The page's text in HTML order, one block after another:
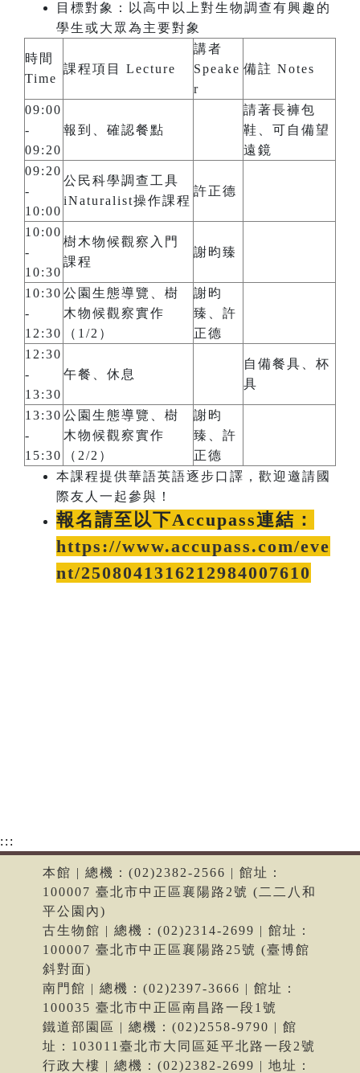
目標對象：以高中以上對生物調查有興趣的
學生或大眾為主要對象
時間
Time
課程項目 Lecture
講者
Speake
r
備註 Notes
09:00
-
09:20
報到、確認餐點
請著長褲包
鞋、可自備望
遠鏡
09:20
-
10:00
公民科學調查工具
iNaturalist操作課程
許正德
10:00
-
10:30
樹木物候觀察入門
課程
謝昀臻
10:30
-
12:30
公園生態導覽、樹
木物候觀察實作
（1/2）
謝昀
臻、許
正德
12:30
-
13:30
午餐、休息
自備餐具、杯
具
13:30
-
15:30
公園生態導覽、樹
木物候觀察實作
（2/2）
謝昀
臻、許
正德
本課程提供華語英語逐步口譯，歡迎邀請國
際友人一起參與！
報名請至以下Accupass連結：
https://www.accupass.com/eve
nt/2508041316212984007610
:::
本館 | 總機：(02)2382-2566 | 館址：
100007 臺北市中正區襄陽路2號 (二二八和
平公園內)
古生物館 | 總機：(02)2314-2699 | 館址：
100007 臺北市中正區襄陽路25號 (臺博館
斜對面)
南門館 | 總機：(02)2397-3666 | 館址：
100035 臺北市中正區南昌路一段1號
鐵道部園區 | 總機：(02)2558-9790 | 館
址：103011臺北市大同區延平北路一段2號
行政大樓 | 總機：(02)2382-2699 | 地址：